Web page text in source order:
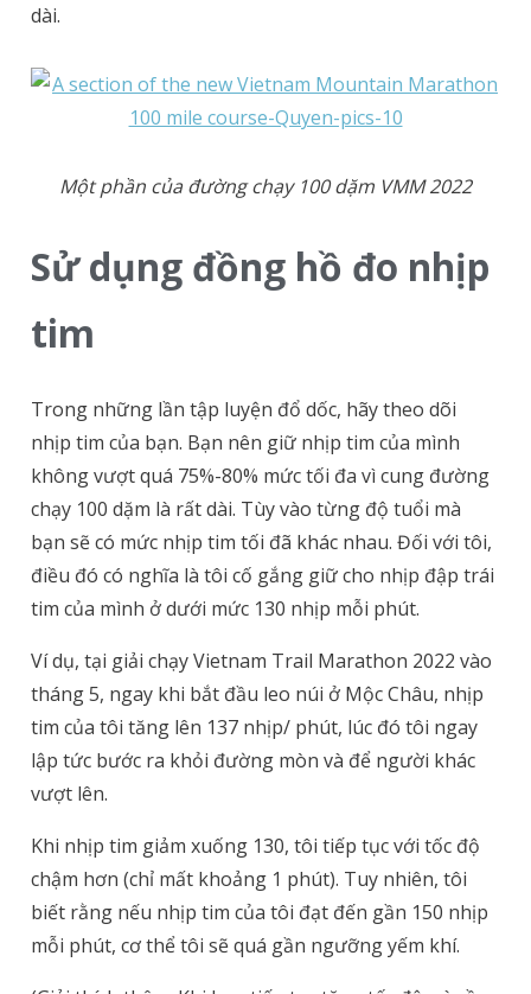
dài.
Một phần của đường chạy 100 dặm VMM 2022
Sử dụng đồng hồ đo nhịp
tim
Trong những lần tập luyện đổ dốc, hãy theo dõi
nhịp tim của bạn. Bạn nên giữ nhịp tim của mình
không vượt quá 75%-80% mức tối đa vì cung đường
chạy 100 dặm là rất dài. Tùy vào từng độ tuổi mà
bạn sẽ có mức nhịp tim tối đã khác nhau. Đối với tôi,
điều đó có nghĩa là tôi cố gắng giữ cho nhịp đập trái
tim của mình ở dưới mức 130 nhịp mỗi phút.
Ví dụ, tại giải chạy Vietnam Trail Marathon 2022 vào
tháng 5, ngay khi bắt đầu leo núi ở Mộc Châu, nhịp
tim của tôi tăng lên 137 nhịp/ phút, lúc đó tôi ngay
lập tức bước ra khỏi đường mòn và để người khác
vượt lên.
Khi nhịp tim giảm xuống 130, tôi tiếp tục với tốc độ
chậm hơn (chỉ mất khoảng 1 phút). Tuy nhiên, tôi
biết rằng nếu nhịp tim của tôi đạt đến gần 150 nhịp
mỗi phút, cơ thể tôi sẽ quá gần ngưỡng yếm khí.